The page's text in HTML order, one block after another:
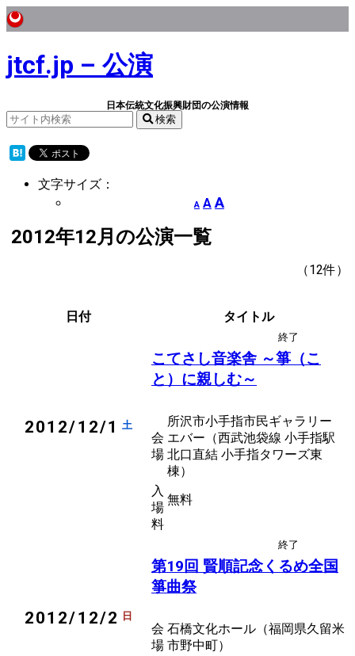
jtcf.jp – 公演
日本伝統文化振興財団の公演情報
検索
文字サイズ：
A A A
2012年12月の公演一覧
（12件）
日付 タイトル
2012/12/1 土
終了
こてさし音楽舎 ～箏（こ
と）に親しむ～
会
場
所沢市小手指市民ギャラリー
エバー（西武池袋線 小手指駅
北口直結 小手指タワーズ東
棟）
入
場
料
無料
2012/12/2 日
終了
第19回 賢順記念くるめ全国
箏曲祭
会
場
石橋文化ホール（福岡県久留米
市野中町）